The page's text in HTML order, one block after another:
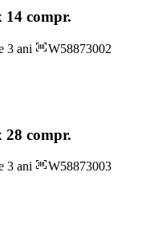
compr.
3 ani
W58873002
compr.
3 ani
W58873003